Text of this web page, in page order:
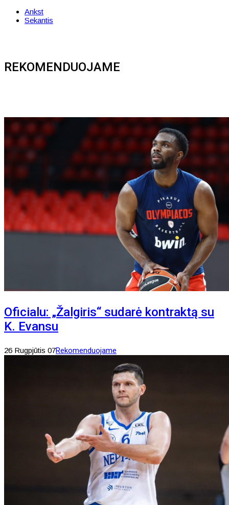
Ankst
Sekantis
REKOMENDUOJAME
Oficialu: „Žalgiris“ sudarė kontraktą su
K. Evansu
26 Rugpjūtis 07Rekomenduojame